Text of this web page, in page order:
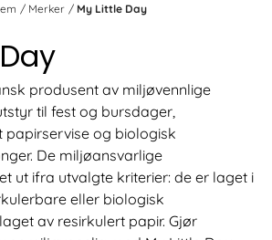
/ Merker / My Little Day
produsent av miljøvennlige
til fest og bursdager,
og biologisk
De miljøansvarlige
ut ifra utvalgte kriterier: de er laget i
eller biologisk
av resirkulert papir. Gjør